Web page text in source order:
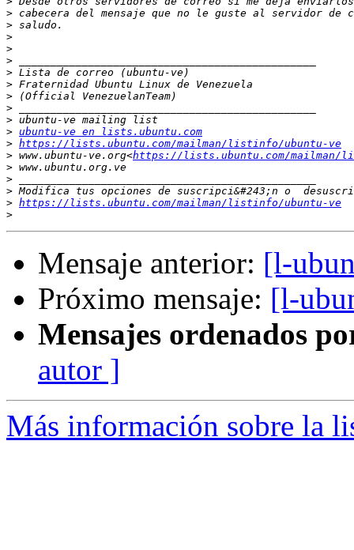
>
>
>
>
>
>
>
>
>
>
> ubuntu-ve en lists.ubuntu.com
> https://lists.ubuntu.com/mailman/listinfo/ubuntu-ve
> www.ubuntu-ve.org<https://lists.ubuntu.com/mailman/
>
>
>
> https://lists.ubuntu.com/mailman/listinfo/ubuntu-ve
>
Mensaje anterior: [l-
Próximo mensaje: [l-
Mensajes ordenados
autor ]
Más información sobre la